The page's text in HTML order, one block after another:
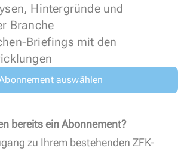
Hintergründe und
Branche
Briefings mit den
auswählen
bereits ein Abonnement?
zu Ihrem bestehenden ZFK-